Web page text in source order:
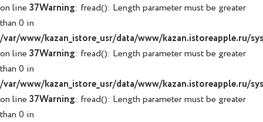
on line 37Warning: fread(): Length parameter must be greater
than 0 in
/var/www/kazan_istore_usr/data/www/kazan.istoreapple.ru/
on line 37Warning: fread(): Length parameter must be greater
than 0 in
/var/www/kazan_istore_usr/data/www/kazan.istoreapple.ru/
on line 37Warning: fread(): Length parameter must be greater
than 0 in